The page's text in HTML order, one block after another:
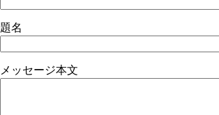
題名
メッセージ本文